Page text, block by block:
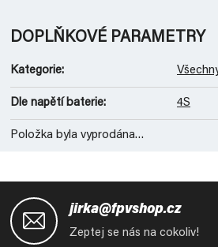
DOPLŇKOVÉ PARAMETRY
Kategorie:
Dle napětí baterie: 4S
Položka byla vyprodána…
jirka@fpvshop.cz
Zeptej se nás na cokoliv!